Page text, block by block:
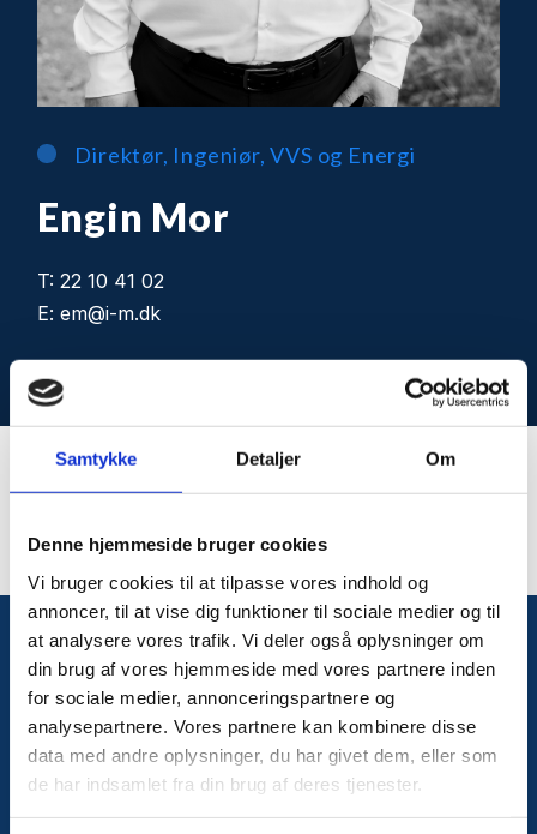
Samtykke Detaljer Om
Denne hjemmeside bruger cookies
Vi bruger cookies til at tilpasse vores indhold og
annoncer, til at vise dig funktioner til sociale medier og til
at analysere vores trafik. Vi deler også oplysninger om
din brug af vores hjemmeside med vores partnere inden
for sociale medier, annonceringspartnere og
analysepartnere. Vores partnere kan kombinere disse
data med andre oplysninger, du har givet dem, eller som
de har indsamlet fra din brug af deres tjenester.
Direktør, Ingeniør, VVS og Energi
Engin Mor
T: 22 10 41 02
E: em@i-m.dk
Skal vi tage en snak?
Skriv til os, og lad os hjælpe dig med at forme din
drøm, så du kommer helt i mål med dine visioner